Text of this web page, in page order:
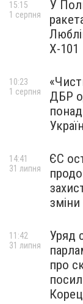
У
Х-101
15:15
1 серпня
ДБР
10:23
1 серпня
ЄС
14:41
31 липня
Уряд
про
11:42
31 липня